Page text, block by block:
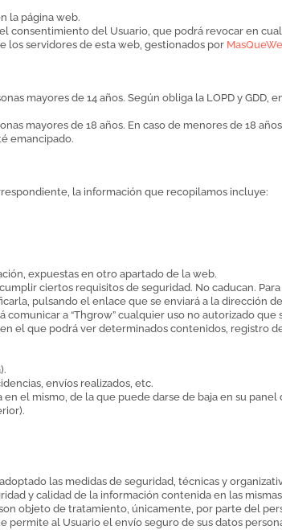
la página web.
consentimiento del Usuario, que podrá revocar en
los servidores de esta web, gestionados por
mayores de 14 años. Según obliga la LOPD y
mayores de 18 años. En caso de menores de 18
emancipado.
la información que recopilamos incluye:
expuestas en otro apartado de la web.
ciertos requisitos de seguridad. No caducan.
pulsando el enlace que se enviará a la dirección
a “Thgrow” cualquier uso no autorizado
el que podrá ver determinados contenidos, registro
envíos realizados, etc.
el mismo, de la que puede darse de baja en su
las medidas de seguridad, técnicas y
y calidad de la información contenida en las
objeto de tratamiento, únicamente, por parte del
permite al Usuario el envío seguro de sus datos